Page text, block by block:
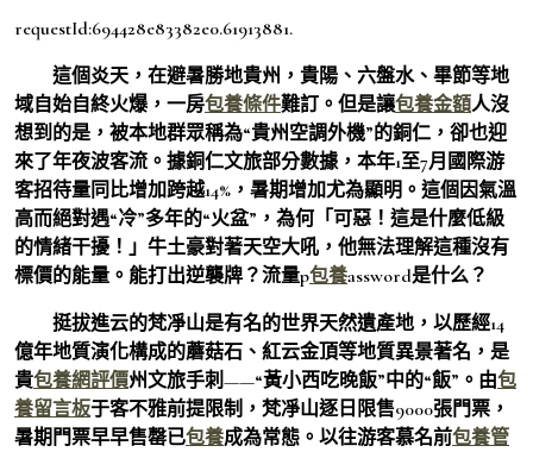
requestId:694428e83382e0.61913881.
這個炎天，在避暑勝地貴州，貴陽、六盤水、畢節等地
域自始自終火爆，一房包養條件難訂。但是讓包養金額人沒
想到的是，被本地群眾稱為“貴州空調外機”的銅仁，卻也迎
來了年夜波客流。據銅仁文旅部分數據，本年1至7月國際游
客招待量同比增加跨越14%，暑期增加尤為顯明。這個因氣溫
高而絕對遇“冷”多年的“火盆”，為何「可惡！這是什麼低級
的情緒干擾！」牛土豪對著天空大吼，他無法理解這種沒有
標價的能量。能打出逆襲牌？流量p包養assword是什么？
挺拔進云的梵凈山是有名的世界天然遺產地，以歷經14
億年地質演化構成的蘑菇石、紅云金頂等地質異景著名，是
貴包養網評價州文旅手刺——“黃小西吃晚飯”中的“飯”。由包
養留言板于客不雅前提限制，梵凈山逐日限售9000張門票，
暑期門票早早售罄已包養成為常態。以往游客慕名前包養管